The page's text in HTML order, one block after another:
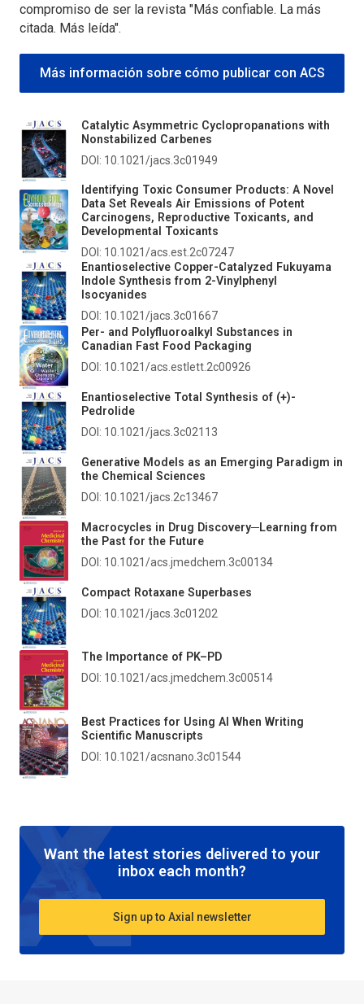
compromiso de ser la revista "Más confiable. La más
citada. Más leída".
Más información sobre cómo publicar con ACS
Catalytic Asymmetric Cyclopropanations with
Nonstabilized Carbenes
DOI: 10.1021/jacs.3c01949
Identifying Toxic Consumer Products: A Novel
Data Set Reveals Air Emissions of Potent
Carcinogens, Reproductive Toxicants, and
Developmental Toxicants
DOI: 10.1021/acs.est.2c07247
Enantioselective Copper-Catalyzed Fukuyama
Indole Synthesis from 2-Vinylphenyl
Isocyanides
DOI: 10.1021/jacs.3c01667
Per- and Polyfluoroalkyl Substances in
Canadian Fast Food Packaging
DOI: 10.1021/acs.estlett.2c00926
Enantioselective Total Synthesis of (+)-
Pedrolide
DOI: 10.1021/jacs.3c02113
Generative Models as an Emerging Paradigm in
the Chemical Sciences
DOI: 10.1021/jacs.2c13467
Macrocycles in Drug Discovery─Learning from
the Past for the Future
DOI: 10.1021/acs.jmedchem.3c00134
Compact Rotaxane Superbases
DOI: 10.1021/jacs.3c01202
The Importance of PK–PD
DOI: 10.1021/acs.jmedchem.3c00514
Best Practices for Using AI When Writing
Scientific Manuscripts
DOI: 10.1021/acsnano.3c01544
Want the latest stories delivered to your
inbox each month?
Sign up to Axial newsletter